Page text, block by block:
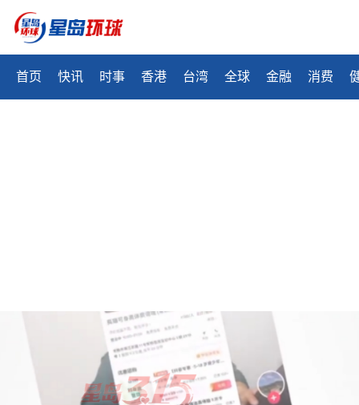
首页 快讯 时事 香港 台湾 全球 金融 消费